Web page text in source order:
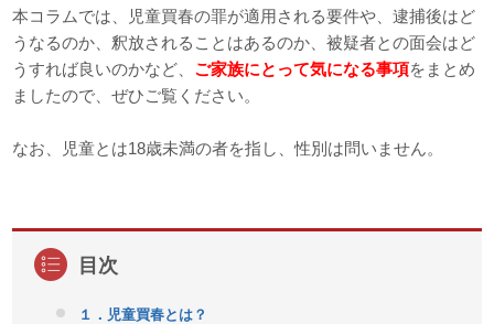
本コラムでは、児童買春の罪が適用される要件や、逮捕後はど
うなるのか、釈放されることはあるのか、被疑者との面会はど
うすれば良いのかなど、 ご家族にとって気になる事項をまとめ
ましたので、ぜひご覧ください。
なお、児童とは18歳未満の者を指し、性別は問いません。
１．児童買春とは？